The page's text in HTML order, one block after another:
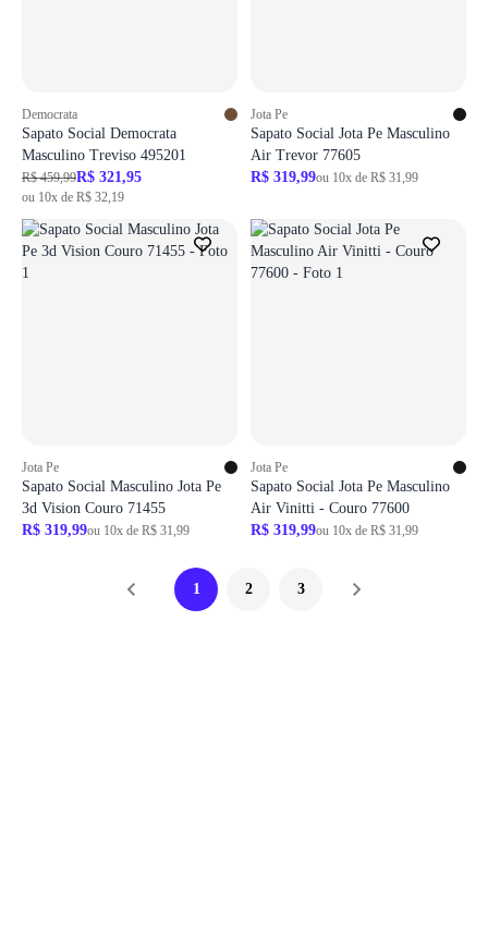
Democrata
Sapato Social Democrata
Masculino Treviso 495201
R$ 459,99R$ 321,95
ou 10x de R$ 32,19
Jota Pe
Sapato Social Jota Pe Masculino
Air Trevor 77605
R$ 319,99ou 10x de R$ 31,99
Jota Pe
Sapato Social Masculino Jota Pe
3d Vision Couro 71455
R$ 319,99ou 10x de R$ 31,99
Jota Pe
Sapato Social Jota Pe Masculino
Air Vinitti - Couro 77600
R$ 319,99ou 10x de R$ 31,99
1 2 3